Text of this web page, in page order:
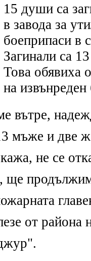
15 души са
в завода за
боеприпаси в
Загинали са
Това обявиха
на
вътре,
мъже и две
не се
ще
от района